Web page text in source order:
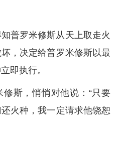
普罗米修斯从天上取走火
，决定给普罗米修斯以最
即执行。
修斯，悄悄对他说：“只要
火种，我一定请求他饶恕